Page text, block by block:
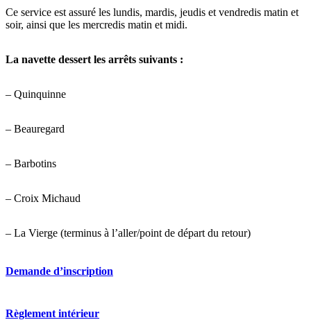
Ce service est assuré les lundis, mardis, jeudis et vendredis matin et
soir, ainsi que les mercredis matin et midi.
La navette dessert les arrêts suivants :
– Quinquinne
– Beauregard
– Barbotins
– Croix Michaud
– La Vierge (terminus à l’aller/point de départ du retour)
Demande d’inscription
Règlement intérieur